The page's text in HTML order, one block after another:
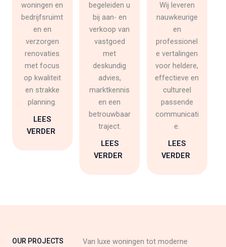
woningen en
bedrijfsruimt
en en
verzorgen
renovaties
met focus
op kwaliteit
en strakke
planning.
LEES
VERDER
begeleiden u
bij aan- en
verkoop van
vastgoed
met
deskundig
advies,
marktkennis
en een
betrouwbaar
traject.
LEES
VERDER
Wij leveren
nauwkeurige
en
professionel
e vertalingen
voor heldere,
effectieve en
cultureel
passende
communicati
e.
LEES
VERDER
OUR PROJECTS
Van luxe woningen tot moderne